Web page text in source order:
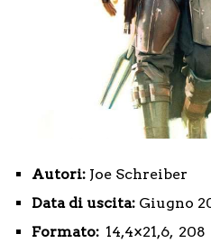
Autori: Joe Schreiber
Data di uscita: Giugno
Formato: 14,4×21,6,